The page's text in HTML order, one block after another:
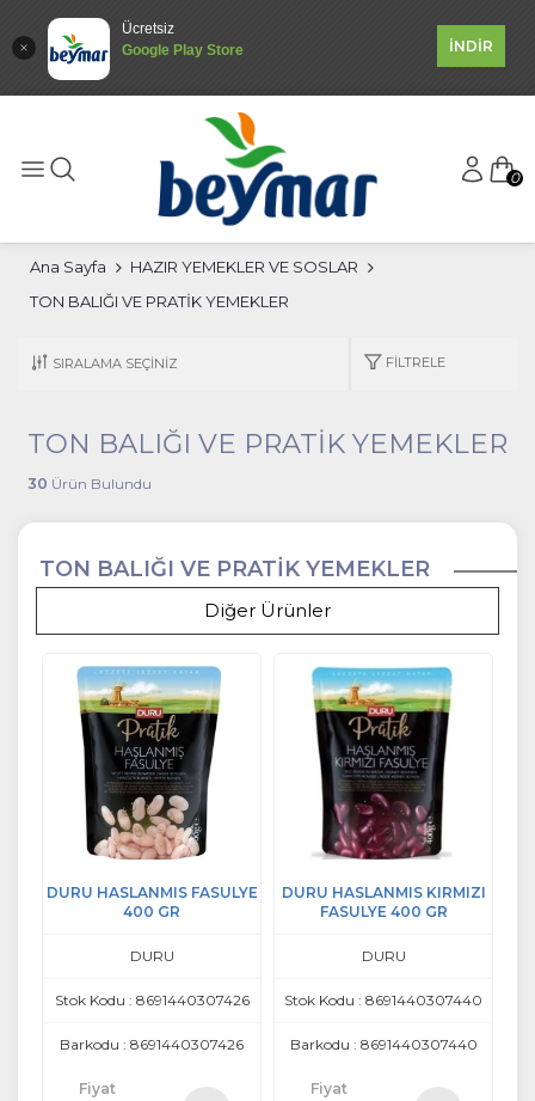
Ücretsiz
Google Play Store
İNDİR
0
Ana Sayfa
HAZIR YEMEKLER VE SOSLAR
TON BALIĞI VE PRATİK YEMEKLER
FILTRELE
TON BALIĞI VE PRATİK YEMEKLER
30 Ürün Bulundu
TON BALIĞI VE PRATİK YEMEKLER
Diğer Ürünler
DURU HASLANMIS FASULYE
400 GR
DURU
Stok Kodu : 8691440307426
Barkodu : 8691440307426
Fiyat
DURU HASLANMIS KIRMIZI
FASULYE 400 GR
DURU
Stok Kodu : 8691440307440
Barkodu : 8691440307440
Fiyat